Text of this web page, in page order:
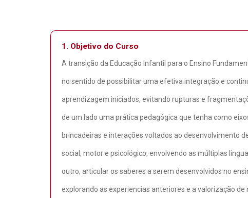
1. Objetivo do Curso
A transição da Educação Infantil para o Ensino
no sentido de possibilitar uma efetiva integração e
aprendizagem iniciados, evitando rupturas e
de um lado uma prática pedagógica que tenha como
brincadeiras e interações voltados ao desenvolvimento
social, motor e psicológico, envolvendo as múltiplas
outro, articular os saberes a serem desenvolvidos no
explorando as experiencias anteriores e a valorização